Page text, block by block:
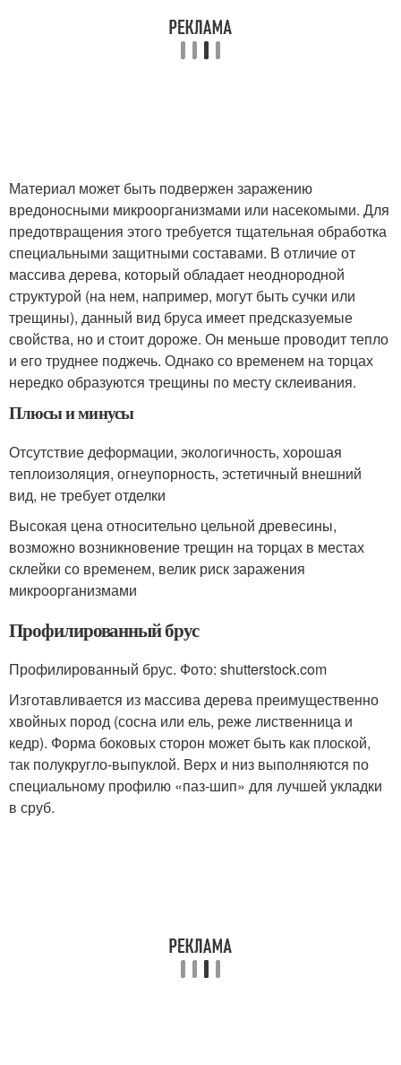
Материал может быть подвержен заражению
вредоносными микроорганизмами или насекомыми. Для
предотвращения этого требуется тщательная обработка
специальными защитными составами. В отличие от
массива дерева, который обладает неоднородной
структурой (на нем, например, могут быть сучки или
трещины), данный вид бруса имеет предсказуемые
свойства, но и стоит дороже. Он меньше проводит тепло
и его труднее поджечь. Однако со временем на торцах
нередко образуются трещины по месту склеивания.
Плюсы и минусы
Отсутствие деформации, экологичность, хорошая
теплоизоляция, огнеупорность, эстетичный внешний
вид, не требует отделки
Высокая цена относительно цельной древесины,
возможно возникновение трещин на торцах в местах
склейки со временем, велик риск заражения
микроорганизмами
Профилированный брус
Профилированный брус. Фото: shutterstock.com
Изготавливается из массива дерева преимущественно
хвойных пород (сосна или ель, реже лиственница и
кедр). Форма боковых сторон может быть как плоской,
так полукругло-выпуклой. Верх и низ выполняются по
специальному профилю «паз-шип» для лучшей укладки
в сруб.